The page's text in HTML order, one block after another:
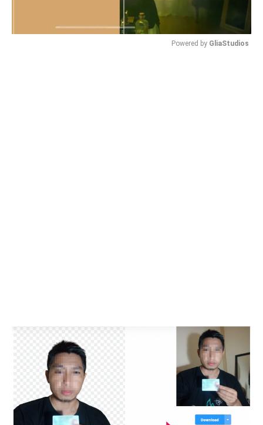
Powered by GliaStudios